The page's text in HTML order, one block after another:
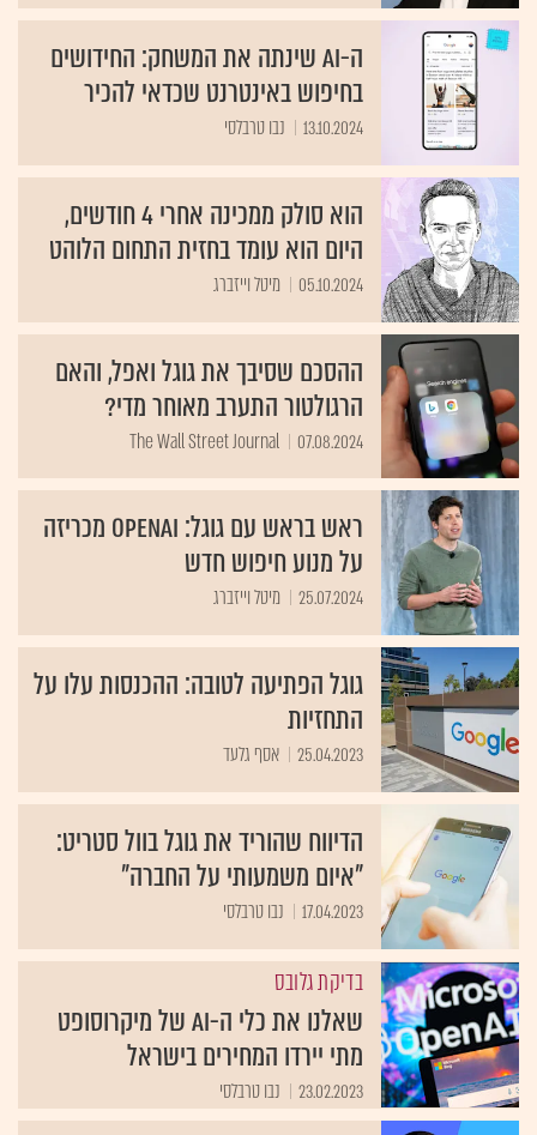
ה-AI שינתה את המשחק: החידושים
בחיפוש באינטרנט שכדאי להכיר
13.10.2024 נבו טרבלסי
הוא סולק ממכינה אחרי 4 חודשים,
היום הוא עומד בחזית התחום הלוהט
05.10.2024 מיטל וייזברג
ההסכם שסיבך את גוגל ואפל, והאם
הרגולטור התערב מאוחר מדי?
07.08.2024
The Wall Street Journal
ראש בראש עם גוגל: OpenAI מכריזה
על מנוע חיפוש חדש
25.07.2024 מיטל וייזברג
גוגל הפתיעה לטובה: ההכנסות עלו על
התחזיות
25.04.2023 אסף גלעד
הדיווח שהוריד את גוגל בוול סטריט:
"איום משמעותי על החברה"
17.04.2023 נבו טרבלסי
בדיקת גלובס
שאלנו את כלי ה-AI של מיקרוסופט
מתי יירדו המחירים בישראל
23.02.2023 נבו טרבלסי